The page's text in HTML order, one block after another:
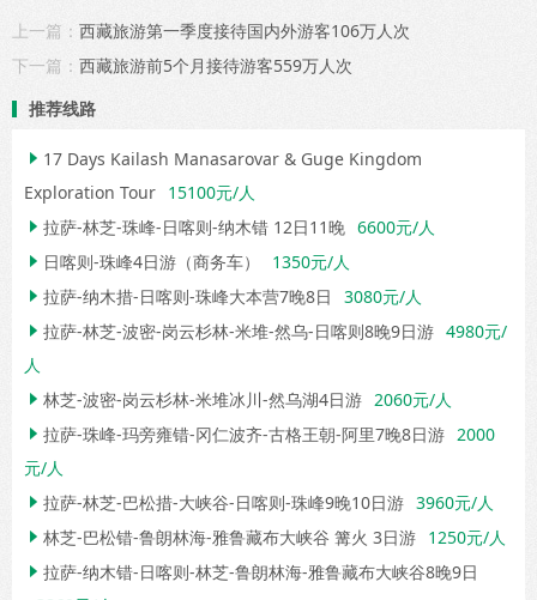
上一篇： 西藏旅游第一季度接待国内外游客106万人次
下一篇： 西藏旅游前5个月接待游客559万人次
推荐线路
 17 Days Kailash Manasarovar & Guge Kingdom
Exploration Tour 15100元/人
 拉萨-林芝-珠峰-日喀则-纳木错 12日11晚 6600元/人
 日喀则-珠峰4日游（商务车） 1350元/人
 拉萨-纳木措-日喀则-珠峰大本营7晚8日 3080元/人
 拉萨-林芝-波密-岗云杉林-米堆-然乌-日喀则8晚9日游 4980元/
人
 林芝-波密-岗云杉林-米堆冰川-然乌湖4日游 2060元/人
 拉萨-珠峰-玛旁雍错-冈仁波齐-古格王朝-阿里7晚8日游 2000
元/人
 拉萨-林芝-巴松措-大峡谷-日喀则-珠峰9晚10日游 3960元/人
 林芝-巴松错-鲁朗林海-雅鲁藏布大峡谷 篝火 3日游 1250元/人
 拉萨-纳木错-日喀则-林芝-鲁朗林海-雅鲁藏布大峡谷8晚9日